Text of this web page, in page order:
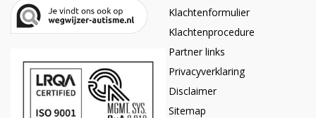
Klachtenformulier
Klachtenprocedure
Partner links
Privacyverklaring
Disclaimer
Sitemap